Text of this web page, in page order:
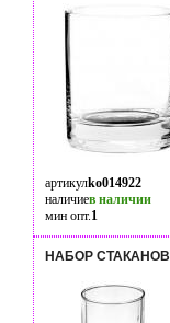
артикулko014922
наличиев наличии
мин опт.1
НАБОР СТАКАНОВ